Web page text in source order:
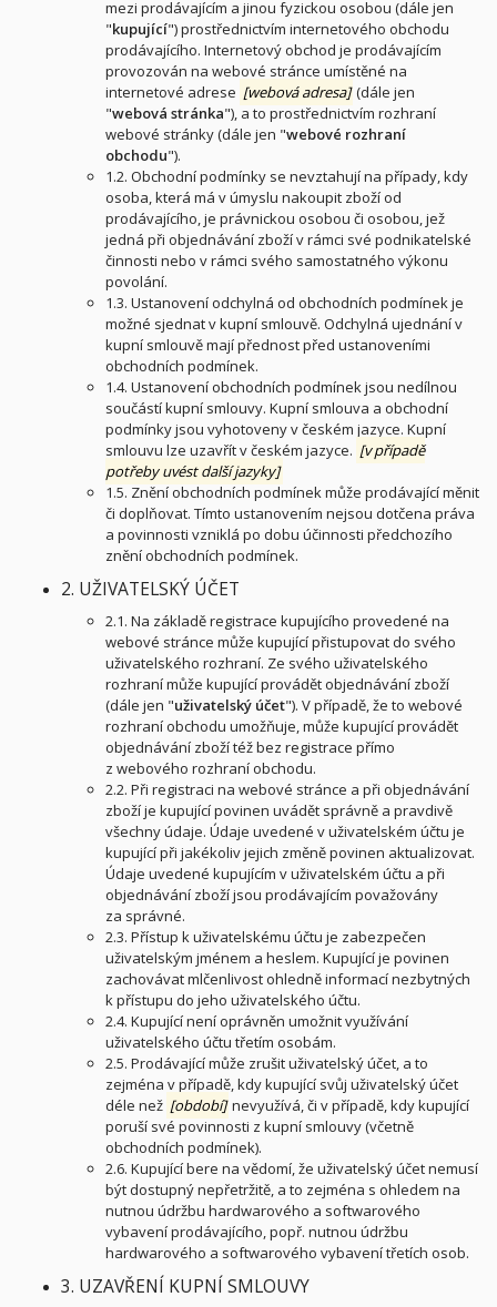
mezi prodávajícím a jinou fyzickou osobou (dále jen
"kupující") prostřednictvím internetového obchodu
prodávajícího. Internetový obchod je prodávajícím
provozován na webové stránce umístěné na
internetové adrese [webová adresa] (dále jen
"webová stránka"), a to prostřednictvím rozhraní
webové stránky (dále jen "webové rozhraní
obchodu").
1.2. Obchodní podmínky se nevztahují na případy, kdy
osoba, která má v úmyslu nakoupit zboží od
prodávajícího, je právnickou osobou či osobou, jež
jedná při objednávání zboží v rámci své podnikatelské
činnosti nebo v rámci svého samostatného výkonu
povolání.
1.3. Ustanovení odchylná od obchodních podmínek je
možné sjednat v kupní smlouvě. Odchylná ujednání v
kupní smlouvě mají přednost před ustanoveními
obchodních podmínek.
1.4. Ustanovení obchodních podmínek jsou nedílnou
součástí kupní smlouvy. Kupní smlouva a obchodní
podmínky jsou vyhotoveny v českém jazyce. Kupní
smlouvu lze uzavřít v českém jazyce. [v případě
potřeby uvést další jazyky]
1.5. Znění obchodních podmínek může prodávající měnit
či doplňovat. Tímto ustanovením nejsou dotčena práva
a povinnosti vzniklá po dobu účinnosti předchozího
znění obchodních podmínek.
2. UŽIVATELSKÝ ÚČET
2.1. Na základě registrace kupujícího provedené na
webové stránce může kupující přistupovat do svého
uživatelského rozhraní. Ze svého uživatelského
rozhraní může kupující provádět objednávání zboží
(dále jen "uživatelský účet"). V případě, že to webové
rozhraní obchodu umožňuje, může kupující provádět
objednávání zboží též bez registrace přímo
z webového rozhraní obchodu.
2.2. Při registraci na webové stránce a při objednávání
zboží je kupující povinen uvádět správně a pravdivě
všechny údaje. Údaje uvedené v uživatelském účtu je
kupující při jakékoliv jejich změně povinen aktualizovat.
Údaje uvedené kupujícím v uživatelském účtu a při
objednávání zboží jsou prodávajícím považovány
za správné.
2.3. Přístup k uživatelskému účtu je zabezpečen
uživatelským jménem a heslem. Kupující je povinen
zachovávat mlčenlivost ohledně informací nezbytných
k přístupu do jeho uživatelského účtu.
2.4. Kupující není oprávněn umožnit využívání
uživatelského účtu třetím osobám.
2.5. Prodávající může zrušit uživatelský účet, a to
zejména v případě, kdy kupující svůj uživatelský účet
déle než [období] nevyužívá, či v případě, kdy kupující
poruší své povinnosti z kupní smlouvy (včetně
obchodních podmínek).
2.6. Kupující bere na vědomí, že uživatelský účet nemusí
být dostupný nepřetržitě, a to zejména s ohledem na
nutnou údržbu hardwarového a softwarového
vybavení prodávajícího, popř. nutnou údržbu
hardwarového a softwarového vybavení třetích osob.
3. UZAVŘENÍ KUPNÍ SMLOUVY